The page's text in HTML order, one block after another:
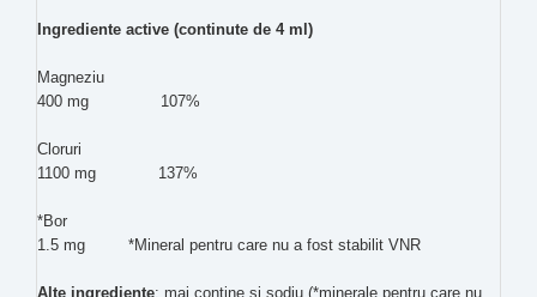
Ingrediente active (continute de 4 ml)
Magneziu
400 mg 107%
Cloruri
1100 mg 137%
*Bor
1.5 mg *Mineral pentru care nu a fost stabilit VNR
Alte ingrediente: mai contine si sodiu (*minerale pentru care nu